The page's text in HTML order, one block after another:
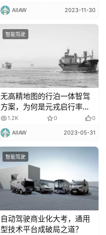
AIIAW 2023-11-30
智能驾驶
无高精地图的行泊一体智驾
方案，为何是元戎启行率先
推出？
1.2K 0 0
AIIAW 2023-05-31
智能驾驶
自动驾驶商业化大考，通用
型技术平台成破局之道？